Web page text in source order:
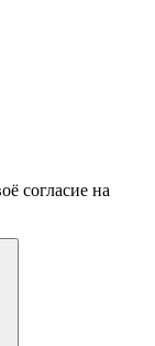
согласие на